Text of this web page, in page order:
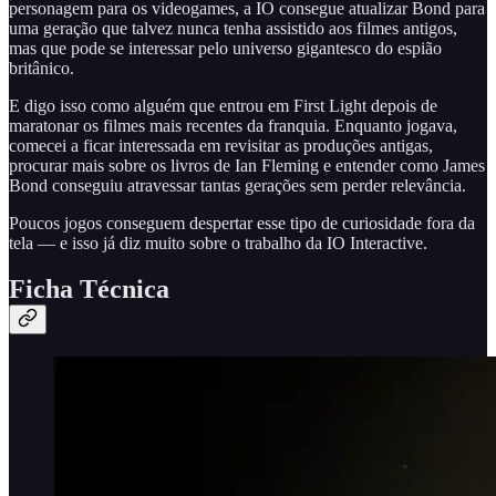
personagem para os videogames, a IO consegue atualizar Bond para
uma geração que talvez nunca tenha assistido aos filmes antigos,
mas que pode se interessar pelo universo gigantesco do espião
britânico.
E digo isso como alguém que entrou em First Light depois de
maratonar os filmes mais recentes da franquia. Enquanto jogava,
comecei a ficar interessada em revisitar as produções antigas,
procurar mais sobre os livros de Ian Fleming e entender como James
Bond conseguiu atravessar tantas gerações sem perder relevância.
Poucos jogos conseguem despertar esse tipo de curiosidade fora da
tela — e isso já diz muito sobre o trabalho da IO Interactive.
Ficha Técnica